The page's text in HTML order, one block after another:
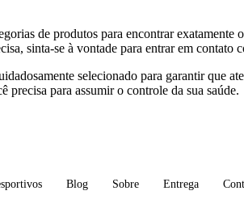
de produtos para encontrar
sinta-se à vontade para entrar em
selecionado para garantir que
precisa para assumir o controle da sua saúde.
Blog Sobre Entrega